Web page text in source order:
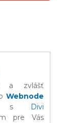
a zvlášť
Webnode
s
Divi
pre Vás